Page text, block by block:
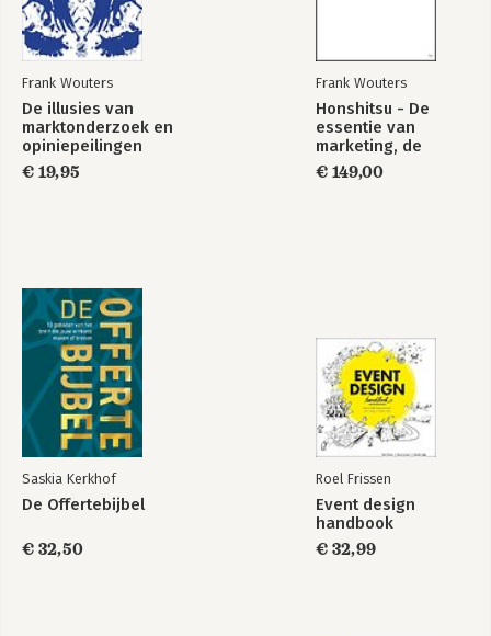
het hoogste strategische echelon.
marketing, de
marketing van de
essentie
De illusies van
marktonderzoek en
opiniepeilingen
Bekijk alle boeken
Frank Wouters
De illusies van
marktonderzoek en
opiniepeilingen
€ 19,95
Frank Wouters
Honshitsu - De
essentie van
marketing, de
marketing van de
essentie
€ 149,00
Saskia Kerkhof
De Offertebijbel
€ 32,50
Roel Frissen
Event design
handbook
€ 32,99